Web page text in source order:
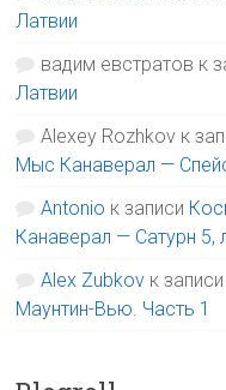
Латвии
вадим евстратов к
Латвии
Alexey Rozhkov к
Мыс Канаверал —
Antonio к записи
Канаверал — Сатурн 5,
Alex Zubkov к записи
Маунтин-Вью. Часть 1